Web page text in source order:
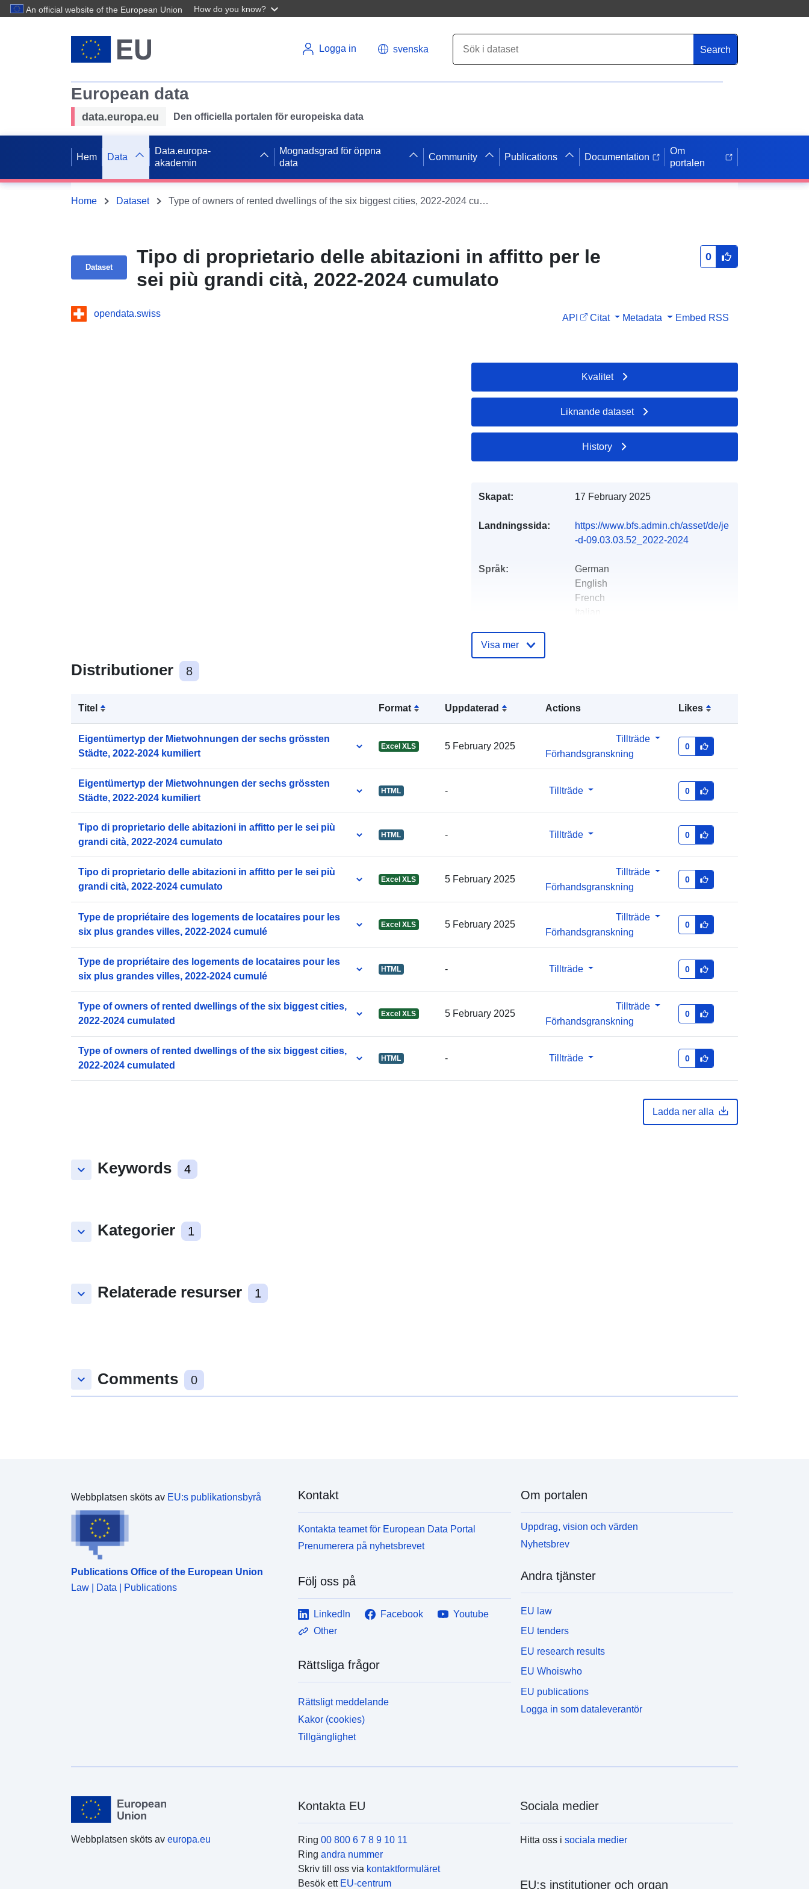
An official website of the European Union How do you know?
Logga in svenska Search
European data
data.europa.eu Den officiella portalen för europeiska data
Hem Data
Data.europa-
akademin
Mognadsgrad för öppna
data
Community Publications Documentation
Om
portalen
Home Dataset Type of owners of rented dwellings of the six biggest cities, 2022-2024 cumulated
Dataset
Tipo di proprietario delle abitazioni in affitto per le
sei più grandi cità, 2022-2024 cumulato
0
opendata.swiss API Citat Metadata Embed RSS
Distributioner 8
Titel Format Uppdaterad Actions Likes
Eigentümertyp der Mietwohnungen der sechs grössten
Städte, 2022-2024 kumiliert
Excel XLS 5 February 2025
Tillträde
Förhandsgranskning
0
Eigentümertyp der Mietwohnungen der sechs grössten
Städte, 2022-2024 kumiliert
HTML - Tillträde 0
Tipo di proprietario delle abitazioni in affitto per le sei più
grandi cità, 2022-2024 cumulato
HTML - Tillträde 0
Tipo di proprietario delle abitazioni in affitto per le sei più
grandi cità, 2022-2024 cumulato
Excel XLS 5 February 2025
Tillträde
Förhandsgranskning
0
Type de propriétaire des logements de locataires pour les
six plus grandes villes, 2022-2024 cumulé
Excel XLS 5 February 2025
Tillträde
Förhandsgranskning
0
Type de propriétaire des logements de locataires pour les
six plus grandes villes, 2022-2024 cumulé
HTML - Tillträde 0
Type of owners of rented dwellings of the six biggest cities,
2022-2024 cumulated
Excel XLS 5 February 2025
Tillträde
Förhandsgranskning
0
Type of owners of rented dwellings of the six biggest cities,
2022-2024 cumulated
HTML - Tillträde 0
Ladda ner alla
keyboard_arrow_down Keywords 4
keyboard_arrow_down Kategorier 1
keyboard_arrow_down Relaterade resurser 1
Kvalitet
Liknande dataset
History
Skapat: 17 February 2025
Landningssida:
https://www.bfs.admin.ch/asset/de/je
-d-09.03.03.52_2022-2024
Språk:
German
English
French
Utgivare:
mailto:auskunftsdienst@bfs.admin.c
Katalogregister: Läggs till i data.europa.eu: 17 June
Uppdaterad på data.europa.eu: 07
August 2026
33947549@bundesamt-fur-statistik-
bfs
http://data.europa.eu/88u/dataset/33
947549-bundesamt-fur-statistik-bfs
Tidsperiod:
01 January 2022
Visa mer
keyboard_arrow_down Comments 0
Webbplatsen sköts av EU:s publikationsbyrå
Publications Office of the European Union
Law | Data | Publications
Kontakt
Kontakta teamet för European Data Portal
Prenumerera på nyhetsbrevet
Följ oss på
LinkedIn Facebook
Youtube
Other
Rättsliga frågor
Rättsligt meddelande
Kakor (cookies)
Tillgänglighet
Om portalen
Uppdrag, vision och värden
Nyhetsbrev
Andra tjänster
EU law
EU tenders
EU research results
EU Whoiswho
EU publications
Logga in som dataleverantör
Webbplatsen sköts av europa.eu
Kontakta EU
Ring 00 800 6 7 8 9 10 11
Ring andra nummer
Skriv till oss via kontaktformuläret
Besök ett EU-centrum
Sociala medier
Hitta oss isociala medier
EU:s institutioner och organ